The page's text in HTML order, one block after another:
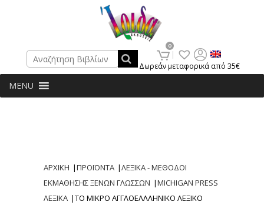
Δωρεάν μεταφορικά από 35€
Search
0
MENU
ΑΡΧΙΚΗ |ΠΡΟΪΟΝΤΑ |ΛΕΞΙΚΑ - ΜΕΘΟΔΟΙ
ΕΚΜΑΘΗΣΗΣ ΞΕΝΩΝ ΓΛΩΣΣΩΝ |MICHIGAN PRESS
ΛΕΞΙΚΑ |ΤΟ ΜΙΚΡΟ ΑΓΓΛΟΕΛΛΛΗΝΙΚΟ ΛΕΞΙΚΟ